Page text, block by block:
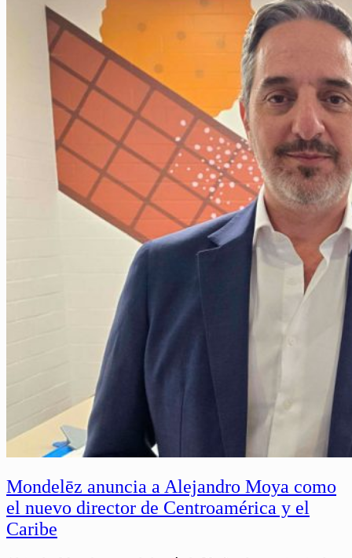
Mondelēz anuncia a Alejandro Moya como
el nuevo director de Centroamérica y el
Caribe